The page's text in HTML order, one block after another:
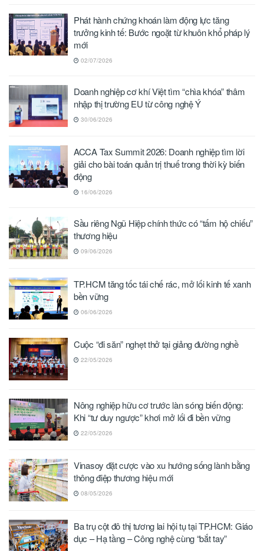
Phát hành chứng khoán làm động lực tăng
trưởng kinh tế: Bước ngoặt từ khuôn khổ pháp lý
mới
02/07/2026
Doanh nghiệp cơ khí Việt tìm “chìa khóa” thâm
nhập thị trường EU từ công nghệ Ý
30/06/2026
ACCA Tax Summit 2026: Doanh nghiệp tìm lời
giải cho bài toán quản trị thuế trong thời kỳ biến
động
16/06/2026
Sầu riêng Ngũ Hiệp chính thức có “tấm hộ chiếu”
thương hiệu
09/06/2026
TP.HCM tăng tốc tái chế rác, mở lối kinh tế xanh
bền vững
06/06/2026
Cuộc “đi săn” nghẹt thở tại giảng đường nghề
22/05/2026
Nông nghiệp hữu cơ trước làn sóng biến động:
Khi “tư duy ngược” khơi mở lối đi bền vững
22/05/2026
Vinasoy đặt cược vào xu hướng sống lành bằng
thông điệp thương hiệu mới
08/05/2026
Ba trụ cột đô thị tương lai hội tụ tại TP.HCM: Giáo
dục – Hạ tầng – Công nghệ cùng “bắt tay”